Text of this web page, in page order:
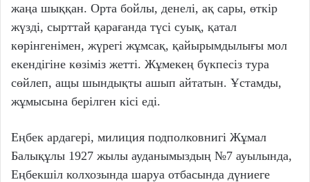
жаңа шыққан. Орта бойлы, денелі, ақ сары, өткір
жүзді, сырттай қарағанда түсі суық, қатал
көрінгенімен, жүрегі жұмсақ, қайырымдылығы мол
екендігіне көзіміз жетті. Жұмекең бүкпесіз тура
сөйлеп, ащы шындықты ашып айтатын. Ұстамды,
жұмысына берілген кісі еді.
Еңбек ардагері, милиция подполковнигі Жұмал
Балықұлы 1927 жылы ауданымыздың №7 ауылында,
Еңбекшіл колхозында шаруа отбасында дүниеге